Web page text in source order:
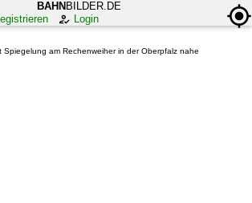
BAHN BILDER.DE
Login
Spiegelung am Rechenweiher in der Oberpfalz nahe